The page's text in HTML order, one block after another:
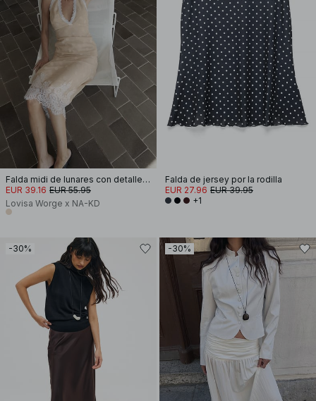
Falda midi de lunares con detalle de encaje
EUR 39.16 EUR 55.95
Lovisa Worge x NA-KD
Falda de jersey por la rodilla
EUR 27.96 EUR 39.95
+1
-30% -30%